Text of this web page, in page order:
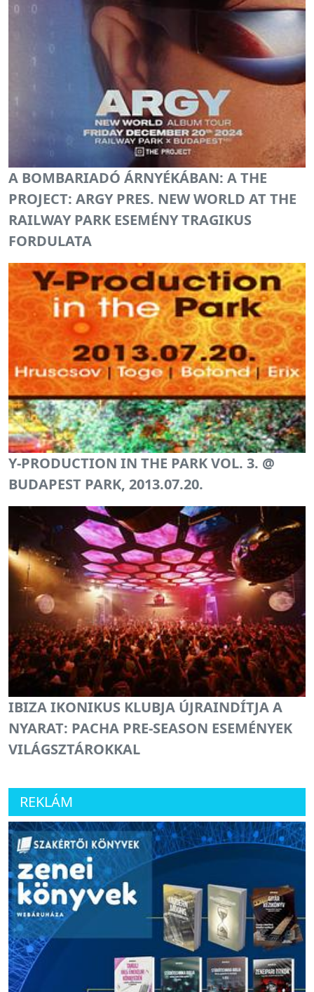
A BOMBARIADÓ ÁRNYÉKÁBAN: A THE
PROJECT: ARGY PRES. NEW WORLD AT THE
RAILWAY PARK ESEMÉNY TRAGIKUS
FORDULATA
Y-PRODUCTION IN THE PARK VOL. 3. @
BUDAPEST PARK, 2013.07.20.
IBIZA IKONIKUS KLUBJA ÚJRAINDÍTJA A
NYARAT: PACHA PRE-SEASON ESEMÉNYEK
VILÁGSZTÁROKKAL
REKLÁM